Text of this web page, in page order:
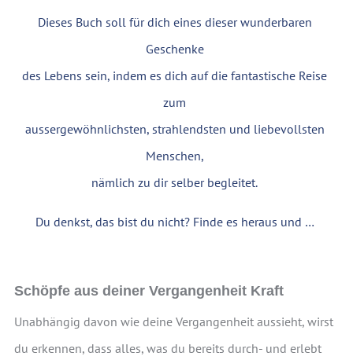
Dieses Buch soll für dich eines dieser wunderbaren
Geschenke
des Lebens sein, indem es dich auf die fantastische Reise
zum
aussergewöhnlichsten, strahlendsten und liebevollsten
Menschen,
nämlich zu dir selber begleitet.
Du denkst, das bist du nicht? Finde es heraus und …
Schöpfe aus deiner Vergangenheit Kraft
Unabhängig davon wie deine Vergangenheit aussieht, wirst
du erkennen, dass alles, was du bereits durch- und erlebt